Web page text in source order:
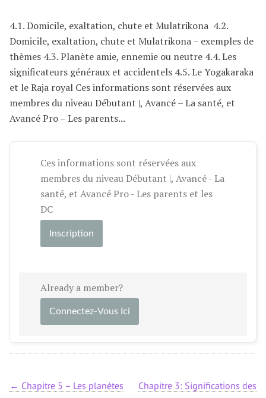
4.1. Domicile, exaltation, chute et Mulatrikona 4.2.
Domicile, exaltation, chute et Mulatrikona – exemples de
thèmes 4.3. Planète amie, ennemie ou neutre 4.4. Les
significateurs généraux et accidentels 4.5. Le Yogakaraka
et le Raja royal Ces informations sont réservées aux
membres du niveau Débutant |, Avancé – La santé, et
Avancé Pro – Les parents...
Ces informations sont réservées aux
membres du niveau Débutant |, Avancé - La
santé, et Avancé Pro - Les parents et les
DC
Inscription
Already a member?
Connectez-Vous Ici
← Chapitre 5 – Les planètes
Chapitre 3: Significations des